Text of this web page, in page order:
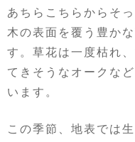
あちらこちらからそ
木の表面を覆う豊か
す。草花は一度枯れ
てきそうなオークな
います。
この季節、地表では